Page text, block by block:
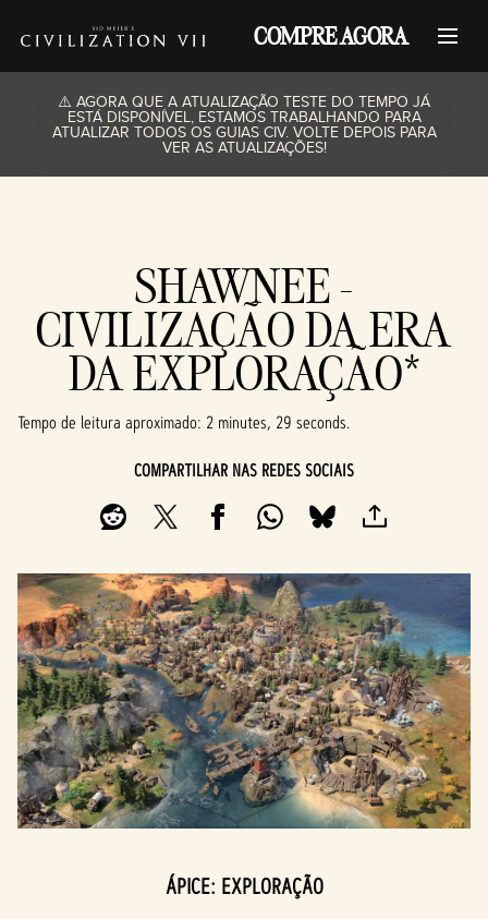
COMPRE AGORA
⚠️ AGORA QUE A ATUALIZAÇÃO TESTE DO TEMPO JÁ
ESTÁ DISPONÍVEL, ESTAMOS TRABALHANDO PARA
ATUALIZAR TODOS OS GUIAS CIV. VOLTE DEPOIS PARA
VER AS ATUALIZAÇÕES!
SHAWNEE -
CIVILIZAÇÃO DA ERA
DA EXPLORAÇÃO*
Tempo de leitura aproximado 2 minutes, 29 seconds
COMPARTILHAR NAS REDES SOCIAIS
ÁPICE: EXPLORAÇÃO